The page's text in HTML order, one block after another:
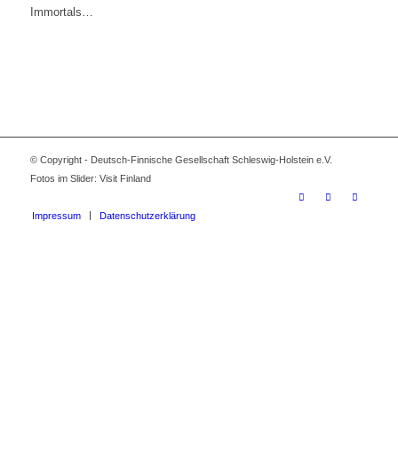
Immortals…
© Copyright - Deutsch-Finnische Gesellschaft Schleswig-Holstein e.V.
Fotos im Slider: Visit Finland
Impressum Datenschutzerklärung